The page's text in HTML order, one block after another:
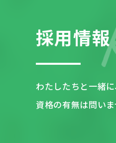
採用情報
わたしたちと一緒に
資格の有無は問い